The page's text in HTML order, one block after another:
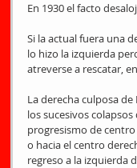
En 1930 el facto
Si la actual fuera una
lo hizo la izquierda
atreverse a rescatar,
La derecha culposa
los sucesivos
progresismo de
o hacia el centro
regreso a la izquierda